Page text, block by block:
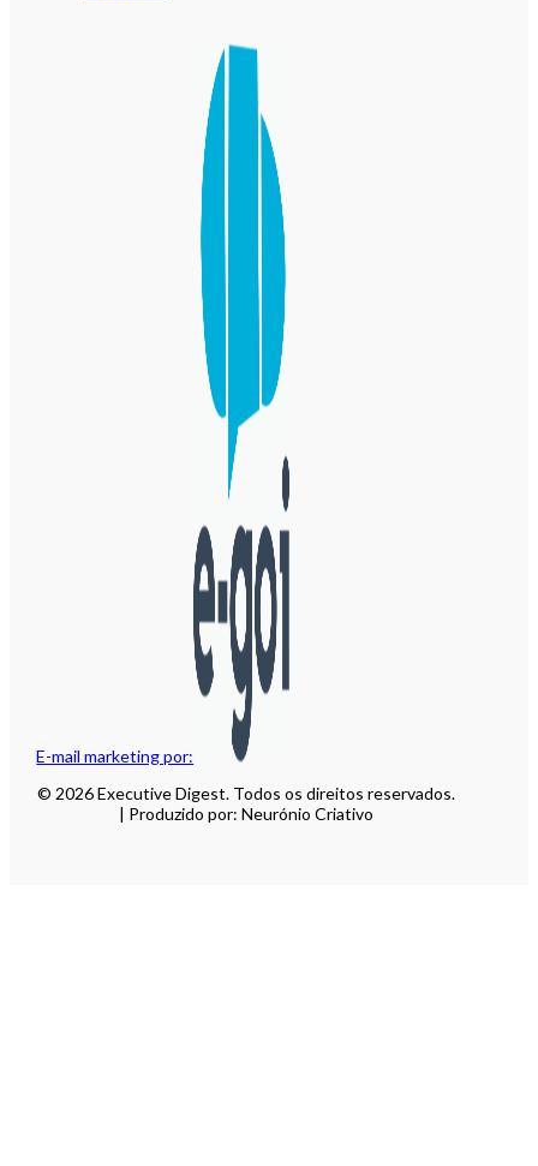
E-mail marketing por:
© 2026 Executive Digest. Todos os direitos reservados.
| Produzido por: Neurónio Criativo